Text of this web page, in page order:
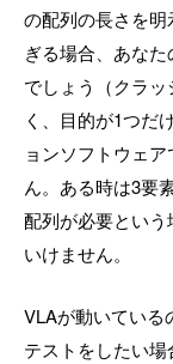
の配列の長さを
ぎる場合、あな
でしょう（クラ
く、目的が1つだ
ョンソフトウェ
ん。ある時は3要
配列が必要とい
いけません。
VLAが動いている
テストをしたい